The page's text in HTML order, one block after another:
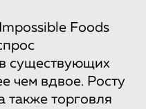
Foods
существующих
чем вдвое. Росту
также торговля